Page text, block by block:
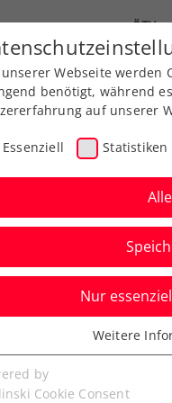
ÖTV
AusbildungWebseite werden
benötigt, während
auf unserer
Essenziell Statistiken
Nur
Cookies werden
benötigt. Dadurch
Weitere
by
Cookie Consent